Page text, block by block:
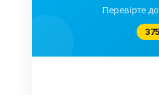
Перевірте